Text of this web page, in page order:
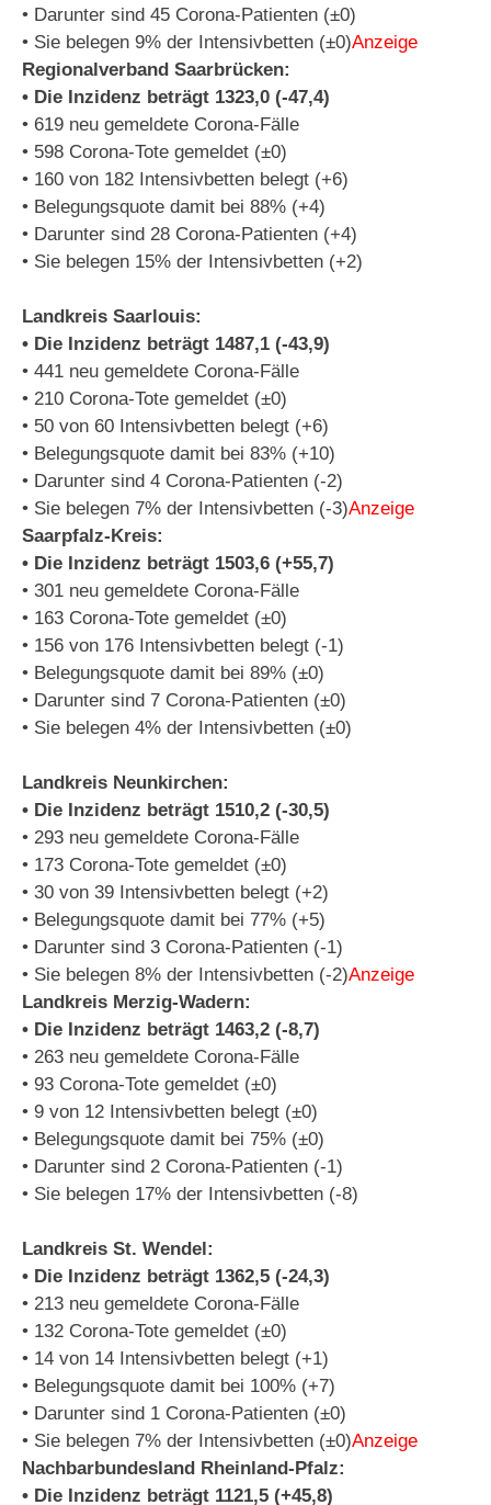
• Darunter sind 45 Corona-Patienten (±0)
• Sie belegen 9% der Intensivbetten (±0)Anzeige
Regionalverband Saarbrücken:
• Die Inzidenz beträgt 1323,0 (-47,4)
• 619 neu gemeldete Corona-Fälle
• 598 Corona-Tote gemeldet (±0)
• 160 von 182 Intensivbetten belegt (+6)
• Belegungsquote damit bei 88% (+4)
• Darunter sind 28 Corona-Patienten (+4)
• Sie belegen 15% der Intensivbetten (+2)
Landkreis Saarlouis:
• Die Inzidenz beträgt 1487,1 (-43,9)
• 441 neu gemeldete Corona-Fälle
• 210 Corona-Tote gemeldet (±0)
• 50 von 60 Intensivbetten belegt (+6)
• Belegungsquote damit bei 83% (+10)
• Darunter sind 4 Corona-Patienten (-2)
• Sie belegen 7% der Intensivbetten (-3)Anzeige
Saarpfalz-Kreis:
• Die Inzidenz beträgt 1503,6 (+55,7)
• 301 neu gemeldete Corona-Fälle
• 163 Corona-Tote gemeldet (±0)
• 156 von 176 Intensivbetten belegt (-1)
• Belegungsquote damit bei 89% (±0)
• Darunter sind 7 Corona-Patienten (±0)
• Sie belegen 4% der Intensivbetten (±0)
Landkreis Neunkirchen:
• Die Inzidenz beträgt 1510,2 (-30,5)
• 293 neu gemeldete Corona-Fälle
• 173 Corona-Tote gemeldet (±0)
• 30 von 39 Intensivbetten belegt (+2)
• Belegungsquote damit bei 77% (+5)
• Darunter sind 3 Corona-Patienten (-1)
• Sie belegen 8% der Intensivbetten (-2)Anzeige
Landkreis Merzig-Wadern:
• Die Inzidenz beträgt 1463,2 (-8,7)
• 263 neu gemeldete Corona-Fälle
• 93 Corona-Tote gemeldet (±0)
• 9 von 12 Intensivbetten belegt (±0)
• Belegungsquote damit bei 75% (±0)
• Darunter sind 2 Corona-Patienten (-1)
• Sie belegen 17% der Intensivbetten (-8)
Landkreis St. Wendel:
• Die Inzidenz beträgt 1362,5 (-24,3)
• 213 neu gemeldete Corona-Fälle
• 132 Corona-Tote gemeldet (±0)
• 14 von 14 Intensivbetten belegt (+1)
• Belegungsquote damit bei 100% (+7)
• Darunter sind 1 Corona-Patienten (±0)
• Sie belegen 7% der Intensivbetten (±0)Anzeige
Nachbarbundesland Rheinland-Pfalz:
• Die Inzidenz beträgt 1121,5 (+45,8)